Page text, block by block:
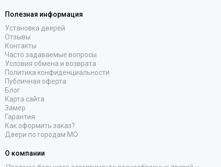
Полезная информация
Установка дверей
Отзывы
Контакты
Часто задаваемые вопросы
Условия обмена и возврата
Политика конфиденциальности
Публичная оферта
Блог
Карта сайта
Замер
Гарантия
Как оформить заказ?
Двери по городам МО
О компании